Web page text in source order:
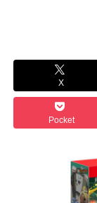
X
Pocket